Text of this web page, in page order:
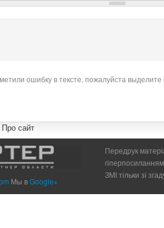
ошибку в тексте, пожалуйста
Про сайт
Мы вGoogle+
Передрук
ЗМІ тільки зі